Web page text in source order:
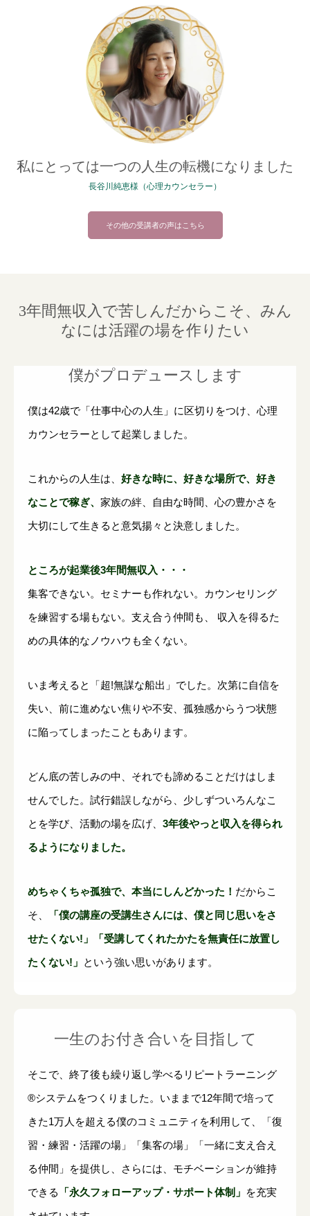
私にとっては一つの人生の転機になりました
長谷川純恵様（心理カウンセラー）
その他の受講者の声はこちら
3年間無収入で苦しんだからこそ、みん
なには活躍の場を作りたい
僕がプロデュースします
僕は42歳で「仕事中心の人生」に区切りをつけ、心理
カウンセラーとして起業しました。
これからの人生は、 好きな時に、好きな場所で、好き
なことで稼ぎ、 家族の絆、自由な時間、心の豊かさを
大切にして生きると意気揚々と決意しました。
ところが起業後3年間無収入・・・
集客できない。セミナーも作れない。カウンセリング
を練習する場もない。支え合う仲間も、 収入を得るた
めの具体的なノウハウも全くない。
いま考えると「超!無謀な船出」でした。次第に自信を
失い、前に進めない焦りや不安、孤独感からうつ状態
に陥ってしまったこともあります。
どん底の苦しみの中、それでも諦めることだけはしま
せんでした。試行錯誤しながら、少しずついろんなこ
とを学び、活動の場を広げ、 3年後やっと収入を得られ
るようになりました。
めちゃくちゃ孤独で、本当にしんどかった！ だからこ
そ、
「僕の講座の受講生さんには、僕と同じ思いをさ
せたくない!」「受講してくれたかたを無責任に放置し
たくない!」 という強い思いがあります。
一生のお付き合いを目指して
そこで、終了後も繰り返し学べるリピートラーニング
®システムをつくりました。いままで12年間で培って
きた1万人を超える僕のコミュニティを利用して、「復
習・練習・活躍の場」「集客の場」「一緒に支え合え
る仲間」を提供し、さらには、モチベーションが維持
できる
「永久フォローアップ・サポート体制」 を充実